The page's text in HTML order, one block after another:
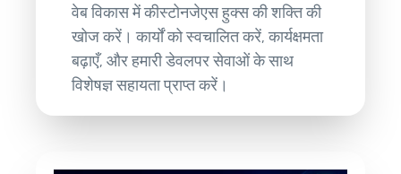
वेब विकास में कीस्टोनजेएस हुक्स की शक्ति की
खोज करें। कार्यों को स्वचालित करें, कार्यक्षमता
बढ़ाएँ, और हमारी डेवलपर सेवाओं के साथ
विशेषज्ञ सहायता प्राप्त करें।